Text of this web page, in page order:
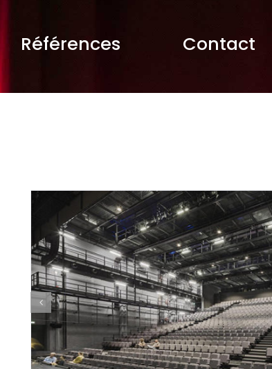
Références Contact